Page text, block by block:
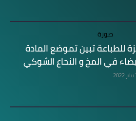
للطباعة تبين تموضع المادة
في المخ و النحاع الشوكي